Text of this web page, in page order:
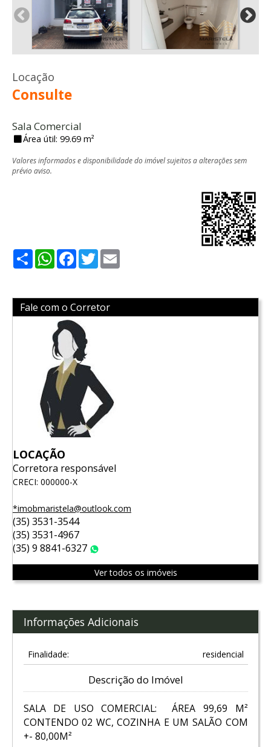
Locação
Consulte
Sala Comercial
Área útil: 99.69 m²
Valores informados e disponibilidade do imóvel sujeitos a alterações sem
prévio aviso.
ShareWhatsApp
Facebook
Twitter
Fale com o Corretor
LOCAÇÃO
Corretora responsável
CRECI: 000000-X
*imobmaristela@outlook.com
(35) 3531-3544
(35) 3531-4967
(35) 9 8841-6327
Ver todos os imóveis
Informações Adicionais
Finalidade: residencial
Descrição do Imóvel
SALA DE USO COMERCIAL: ÁREA 99,69 M²
CONTENDO 02 WC, COZINHA E UM SALÃO COM
+- 80,00M²